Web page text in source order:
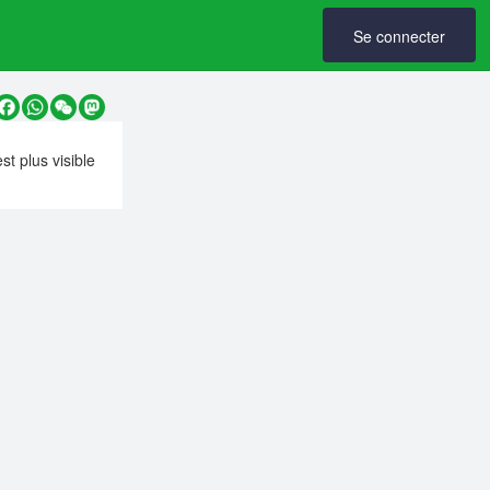
Se connecter
Facebook
WhatsApp
WeChatMastodon
plus visible